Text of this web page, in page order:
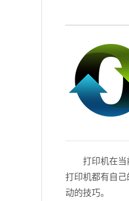
打印机在
打印机都有自
动的技巧。